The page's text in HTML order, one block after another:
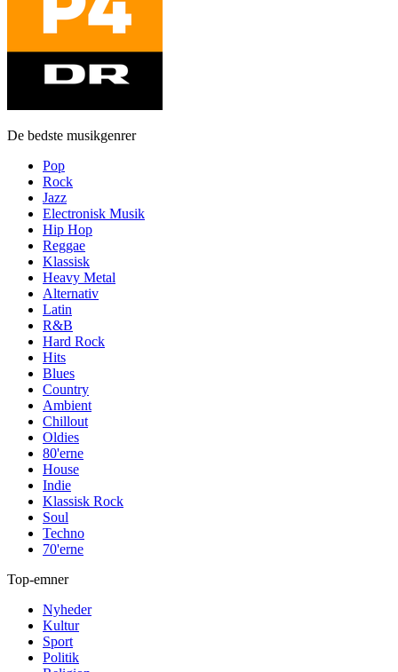
De bedste musikgenrer
Pop
Rock
Jazz
Electronisk Musik
Hip Hop
Reggae
Klassisk
Heavy Metal
Alternativ
Latin
R&B
Hard Rock
Hits
Blues
Country
Ambient
Chillout
Oldies
80'erne
House
Indie
Klassisk Rock
Soul
Techno
70'erne
Top-emner
Nyheder
Kultur
Sport
Politik